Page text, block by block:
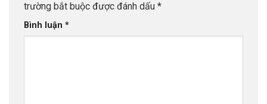
trường bắt buộc được đánh dấu *
Bình luận *